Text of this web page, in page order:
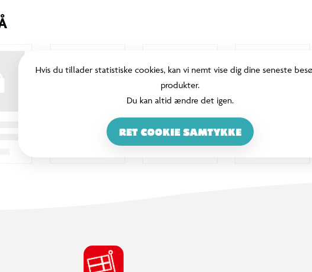
Hvis du tillader statistiske cookies, kan vi nemt vise dig dine seneste
produkter.
Du kan altid ændre det igen.
RET COOKIE SAMTYKKE